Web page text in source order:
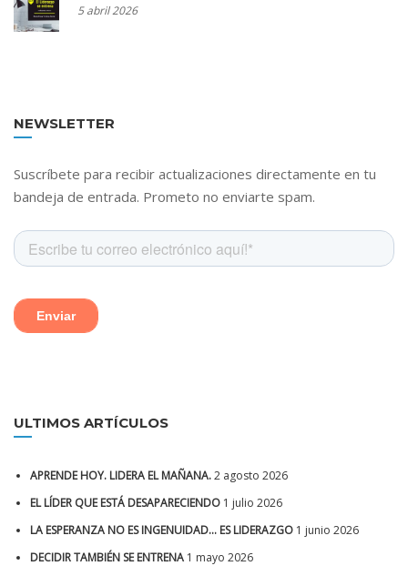
5 abril 2026
NEWSLETTER
Suscríbete para recibir actualizaciones directamente en tu
bandeja de entrada. Prometo no enviarte spam.
ULTIMOS ARTÍCULOS
APRENDE HOY. LIDERA EL MAÑANA.2 agosto 2026
EL LÍDER QUE ESTÁ DESAPARECIENDO 1 julio 2026
LA ESPERANZA NO ES INGENUIDAD… ES LIDERAZGO 1 junio 2026
DECIDIR TAMBIÉN SE ENTRENA 1 mayo 2026